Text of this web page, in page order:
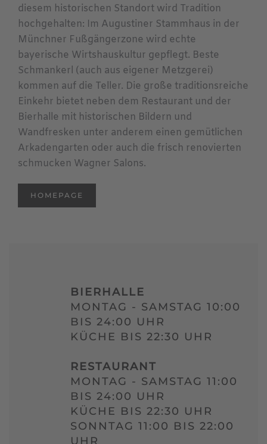
diesem historischen Standort wird Tradition
hochgehalten: Im Augustiner Stammhaus in der
Münchner Fußgängerzone wird echte
bayerische Wirtshauskultur gepflegt. Beste
Schmankerl (auch aus eigener Metzgerei)
kommen auf die Teller. Die große traditionsreiche
Einkehr bietet neben dem Restaurant und der
Bierhalle mit historischen Bildern und
Wandfresken unter anderem einen gemütlichen
Arkadengarten oder auch die frisch renovierten
schmucken Wagner Salons.
HOMEPAGE
BIERHALLE
MONTAG - SAMSTAG 10:00
BIS 24:00 UHR
KÜCHE BIS 22:30 UHR
RESTAURANT
MONTAG - SAMSTAG 11:00
BIS 24:00 UHR
KÜCHE BIS 22:30 UHR
SONNTAG 11:00 BIS 22:00
UHR